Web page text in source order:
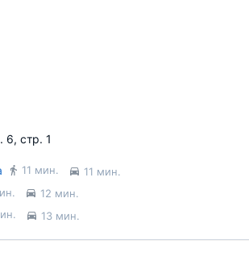
6, стр. 1
11 мин. 11 мин.
12 мин.
13 мин.